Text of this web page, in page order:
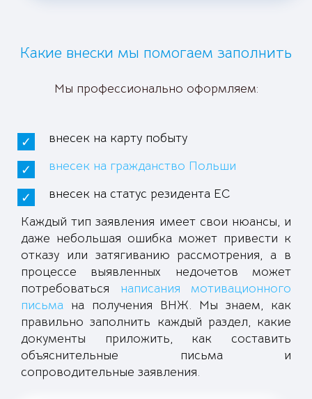
Какие внески мы помогаем заполнить
Мы профессионально оформляем:
внесек на карту побыту
внесек на гражданство Польши
внесек на статус резидента ЕС
Каждый тип заявления имеет свои нюансы, и
даже небольшая ошибка может привести к
отказу или затягиванию рассмотрения, а в
процессе выявленных недочетов может
потребоваться написания мотивационного
письма на получения ВНЖ. Мы знаем, как
правильно заполнить каждый раздел, какие
документы приложить, как составить
объяснительные письма и
сопроводительные заявления.